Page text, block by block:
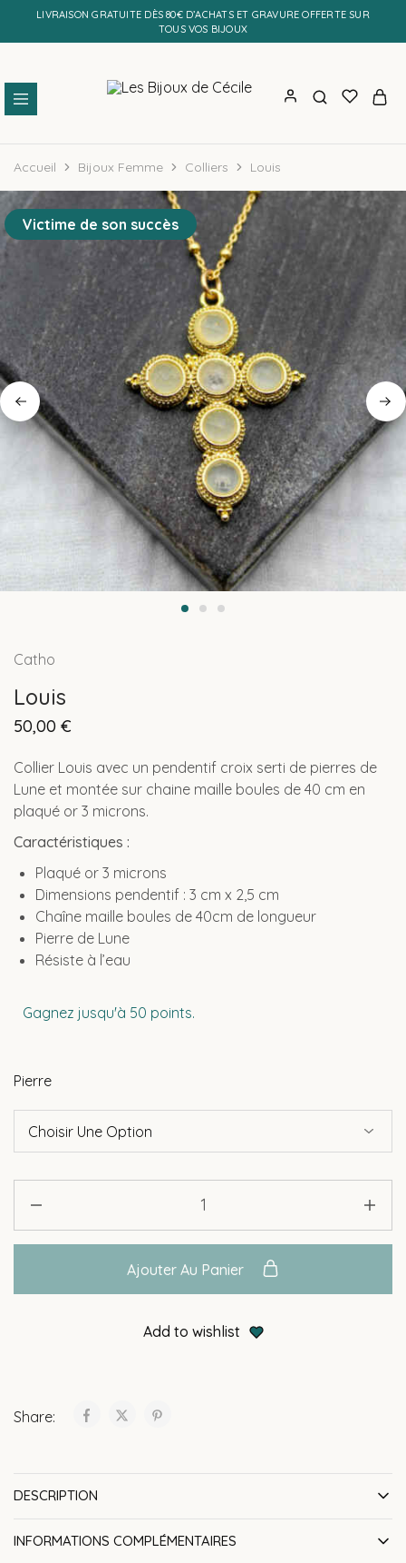
LIVRAISON GRATUITE DÈS 80€ D’ACHATS ET GRAVURE OFFERTE SUR
TOUS VOS BIJOUX
Les
de
Bijoux
et
Accueil Bijoux Femme Colliers Louis
Victime de son succès
Catho
Louis
50,00 €
Collier Louis avec un pendentif croix serti de pierres de
Lune et montée sur chaine maille boules de 40 cm en
plaqué or 3 microns.
Caractéristiques :
Plaqué or 3 microns
Dimensions pendentif : 3 cm x 2,5 cm
Chaîne maille boules de 40cm de longueur
Pierre de Lune
Résiste à l’eau
Gagnez jusqu'à 50 points.
Pierre
Ajouter Au Panier
Add to wishlist
Share:
DESCRIPTION
INFORMATIONS COMPLÉMENTAIRES